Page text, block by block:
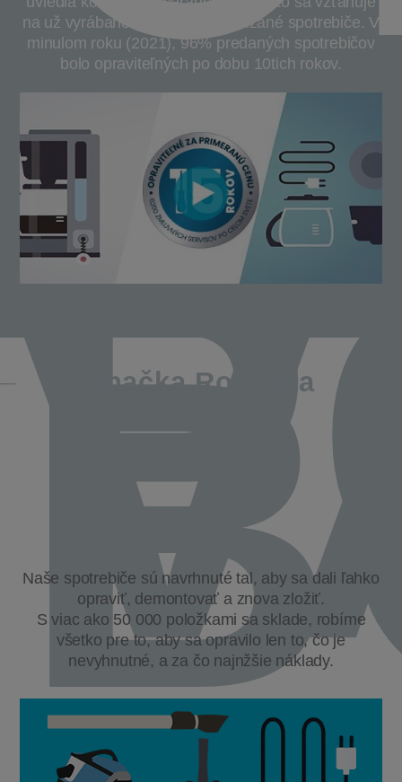
na už vyrábané a tiež novo uvádzané spotrebiče. V
minulom roku (2021), 96% predaných spotrebičov
bolo opraviteľných po dobu 10tich rokov.
Značka Rowenta
Naše spotrebiče sú navrhnuté tal, aby sa dali ľahko
opraviť, demontovať a znova zložiť.
S viac ako 50 000 položkami sa sklade, robíme
všetko pre to, aby sa opravilo len to, čo je
nevyhnutné, a za čo najnžšie náklady.